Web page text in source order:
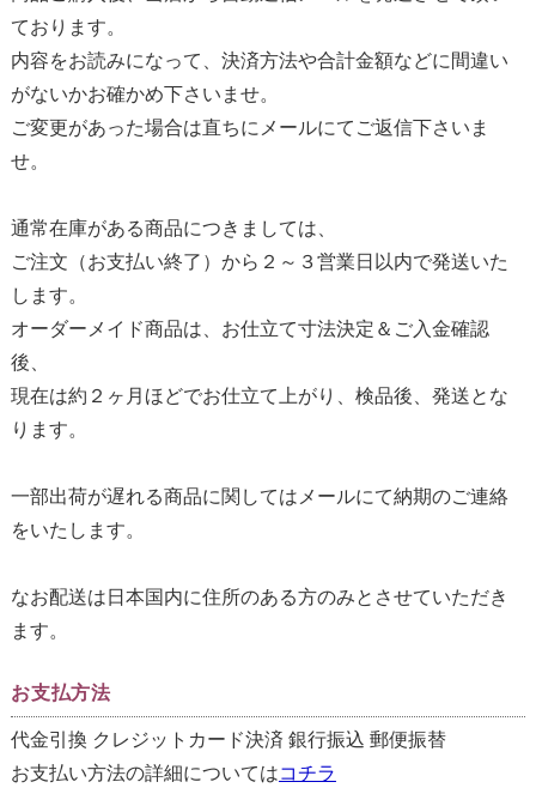
ております。
内容をお読みになって、決済方法や合計金額などに間違い
がないかお確かめ下さいませ。
ご変更があった場合は直ちにメールにてご返信下さいま
せ。
通常在庫がある商品につきましては、
ご注文（お支払い終了）から２～３営業日以内で発送いた
します。
オーダーメイド商品は、お仕立て寸法決定＆ご入金確認
後、
現在は約２ヶ月ほどでお仕立て上がり、検品後、発送とな
ります。
一部出荷が遅れる商品に関してはメールにて納期のご連絡
をいたします。
なお配送は日本国内に住所のある方のみとさせていただき
ます。
お支払方法
代金引換 クレジットカード決済 銀行振込 郵便振替
お支払い方法の詳細についてはコチラ